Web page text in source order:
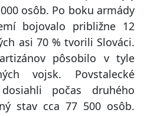
osôb. Po boku armády
bojovalo približne 12
asi 70 % tvorili Slováci.
pôsobilo v tyle
vojsk. Povstalecké
počas druhého
stav cca 77 500 osôb.